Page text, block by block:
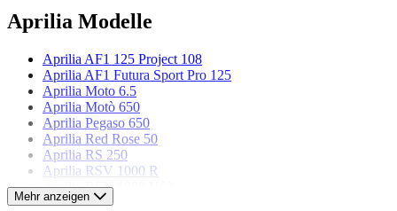
Aprilia Modelle
Aprilia AF1 125 Project 108
Aprilia AF1 Futura Sport Pro 125
Aprilia Moto 6.5
Aprilia Motò 650
Aprilia Pegaso 650
Aprilia Red Rose 50
Aprilia RS 250
Aprilia RSV 1000 R
Aprilia RSV 1000 V60
Aprilia Scarabeo 50
Mehr anzeigen